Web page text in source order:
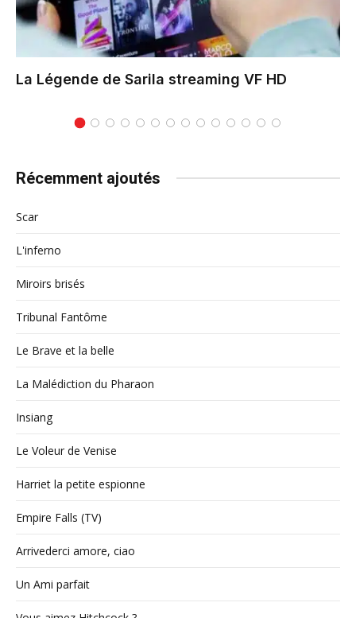
La Légende de Sarila streaming VF HD
Récemment ajoutés
Scar
L'inferno
Miroirs brisés
Tribunal Fantôme
Le Brave et la belle
La Malédiction du Pharaon
Insiang
Le Voleur de Venise
Harriet la petite espionne
Empire Falls (TV)
Arrivederci amore, ciao
Un Ami parfait